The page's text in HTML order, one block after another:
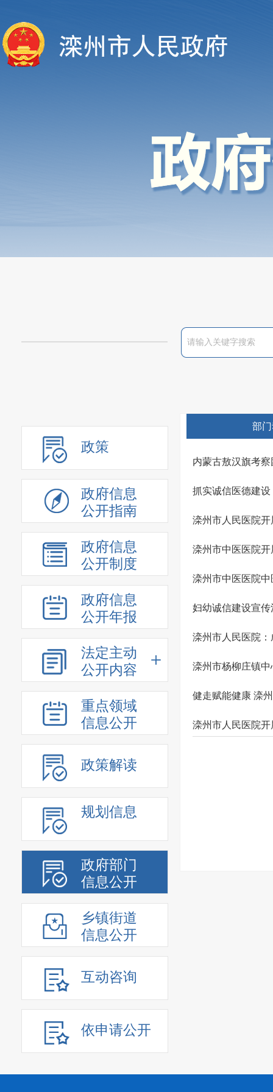
政策
政府信息
公开指南
政府信息
公开制度
政府信息
公开年报
法定主动
公开内容
重点领域
信息公开
政策解读
规划信息
政府部门
信息公开
乡镇街道
信息公开
互动咨询
依申请公开
部
内蒙古敖汉旗考
抓实诚信医德建
滦州市人民医院
滦州市中医医院
滦州市中医医院
妇幼诚信建设宣传
滦州市人民医院：
滦州市杨柳庄镇
健走赋能健康 滦
滦州市人民医院